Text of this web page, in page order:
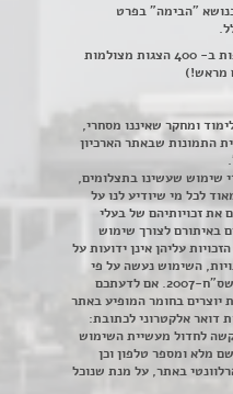
"הבימה" בפרט
.
חדר הצפייה מרווח ובו ניתן לצפות ב- 400 הצגות מצולמות
מראש!)
ומחקר שאיננו מסחרי,
התמונות שבאתר הארכיון
שימוש שעשינו בתצלומים,
לכל מי שיודיע לנו על
את זכויותיהם של בעלי
באיתורם לצורך שימוש
עליהן אינן ידועות על
השימוש נעשה על פי
סעיף 27א לחוק זכויות יוצרים תשס"ח-2007. אם לדעתכם
יוצרים בחומר המופיע באתר
דואר אלקטרוני לכתובת:
לחדול מעשיית השימוש
מלא ומספר טלפון וכן
באתר, על מנת שנוכל